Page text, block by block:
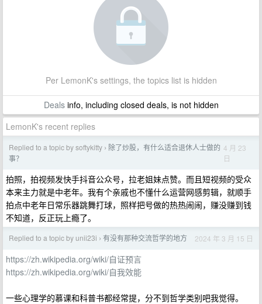
Per LemonK's settings, the topics list is hidden
Dealsinfo, including closed deals, is not hidden
LemonK's recent replies
Replied to a topic by softykitty › 除了炒股，有什么适合退休人士做的
事？
4 月 23
日
拍照，拍视频发快手抖音公众号，拉老姐妹点赞。而且短视频的受众
本来主力就是中老年。我有个亲戚也不懂什么运营网感剪辑，就顺手
拍点中老年日常乐器跳舞打球，照样把号做的热热闹闹，赚没赚到钱
不知道，反正玩上瘾了。
Replied to a topic by unii23i › 有没有那种交流哲学的地方 2024 年 3 月 15 日
https://zh.wikipedia.org/wiki/自证预言
https://zh.wikipedia.org/wiki/自我效能
一些心理学的慕课和科普书都经常提，分不到哲学类别吧我觉得。